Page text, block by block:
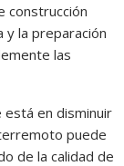
construcción
y la preparación
las
está en disminuir
puede
de la calidad de